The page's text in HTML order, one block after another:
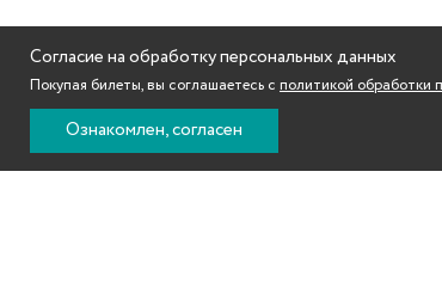
Согласие на обработку персональных данных
Покупая билеты, вы соглашаетесь с политикой обработки
Ознакомлен, согласен